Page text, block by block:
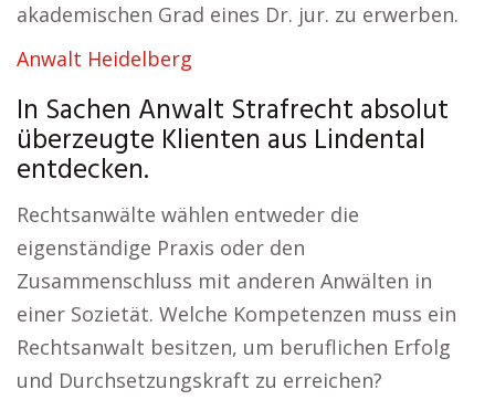
akademischen Grad eines Dr. jur. zu erwerben.
Anwalt Heidelberg
In Sachen Anwalt Strafrecht absolut
überzeugte Klienten aus Lindental
entdecken.
Rechtsanwälte wählen entweder die
eigenständige Praxis oder den
Zusammenschluss mit anderen Anwälten in
einer Sozietät. Welche Kompetenzen muss ein
Rechtsanwalt besitzen, um beruflichen Erfolg
und Durchsetzungskraft zu erreichen?